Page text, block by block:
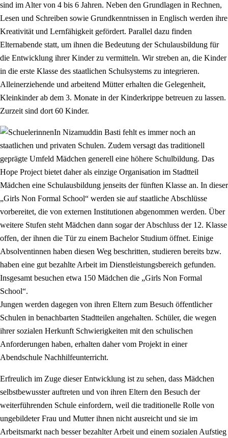
sind im Alter von 4 bis 6 Jahren. Neben den Grundlagen in Rechnen,
Lesen und Schreiben sowie Grundkenntnissen in Englisch werden ihre
Kreativität und Lernfähigkeit gefördert. Parallel dazu finden
Elternabende statt, um ihnen die Bedeutung der Schulausbildung für
die Entwicklung ihrer Kinder zu vermitteln. Wir streben an, die Kinder
in die erste Klasse des staatlichen Schulsystems zu integrieren.
Alleinerziehende und arbeitend Mütter erhalten die Gelegenheit,
Kleinkinder ab dem 3. Monate in der Kinderkrippe betreuen zu lassen.
Zurzeit sind dort 60 Kinder.
In Nizamuddin Basti fehlt es immer noch an
staatlichen und privaten Schulen. Zudem versagt das traditionell
geprägte Umfeld Mädchen generell eine höhere Schulbildung. Das
Hope Project bietet daher als einzige Organisation im Stadtteil
Mädchen eine Schulausbildung jenseits der fünften Klasse an. In dieser
„Girls Non Formal School“ werden sie auf staatliche Abschlüsse
vorbereitet, die von externen Institutionen abgenommen werden. Über
weitere Stufen steht Mädchen dann sogar der Abschluss der 12. Klasse
offen, der ihnen die Tür zu einem Bachelor Studium öffnet. Einige
Absolventinnen haben diesen Weg beschritten, studieren bereits bzw.
haben eine gut bezahlte Arbeit im Dienstleistungsbereich gefunden.
Insgesamt besuchen etwa 150 Mädchen die „Girls Non Formal
School“.
Jungen werden dagegen von ihren Eltern zum Besuch öffentlicher
Schulen in benachbarten Stadtteilen angehalten. Schüler, die wegen
ihrer sozialen Herkunft Schwierigkeiten mit den schulischen
Anforderungen haben, erhalten daher vom Projekt in einer
Abendschule Nachhilfeunterricht.
Erfreulich im Zuge dieser Entwicklung ist zu sehen, dass Mädchen
selbstbewusster auftreten und von ihren Eltern den Besuch der
weiterführenden Schule einfordern, weil die traditionelle Rolle von
ungebildeter Frau und Mutter ihnen nicht ausreicht und sie im
Arbeitsmarkt nach besser bezahlter Arbeit und einem sozialen Aufstieg